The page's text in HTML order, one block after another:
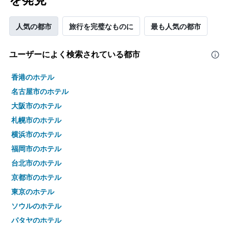
人気の都市 旅行を完璧なものに 最も人気の都市
ユーザーによく検索されている都市
香港のホテル
名古屋市のホテル
大阪市のホテル
札幌市のホテル
横浜市のホテル
福岡市のホテル
台北市のホテル
京都市のホテル
東京のホテル
ソウルのホテル
パタヤのホテル